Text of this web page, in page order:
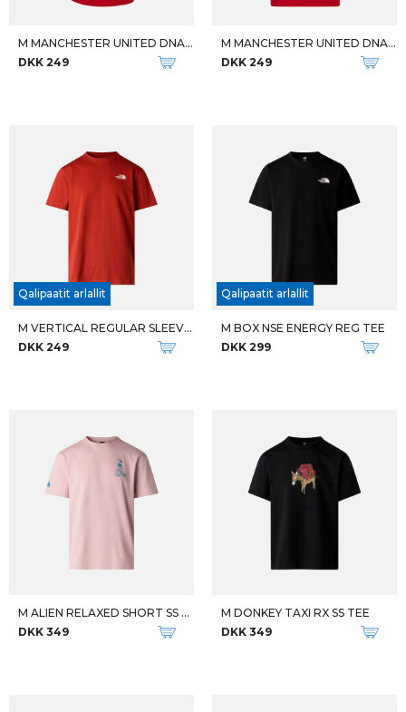
M MANCHESTER UNITED DNA TEE
DKK 249
M MANCHESTER UNITED DNA TEE
DKK 249
Qalipaatit arlallit
M VERTICAL REGULAR SLEEVE TEE
DKK 249
Qalipaatit arlallit
M BOX NSE ENERGY REG TEE
DKK 299
M ALIEN RELAXED SHORT SS TEE
DKK 349
M DONKEY TAXI RX SS TEE
DKK 349